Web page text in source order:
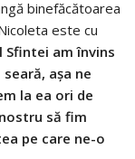
binefăcătoarea
este cu
Sfintei am învins
așa ne
la ea ori de
să fim
pe care ne-o